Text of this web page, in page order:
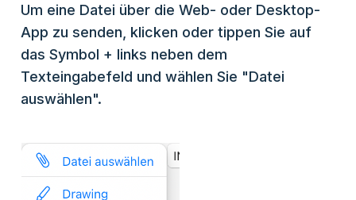
Um eine Datei über die Web- oder Desktop-
App zu senden, klicken oder tippen Sie auf
das Symbol + links neben dem
Texteingabefeld und wählen Sie "Datei
auswählen".